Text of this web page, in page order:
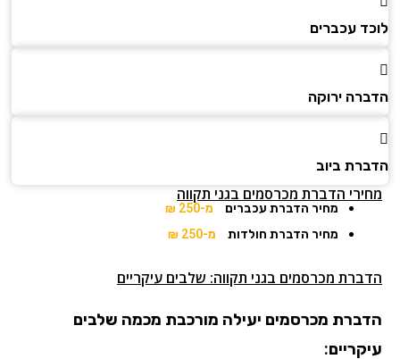
לוכד עכברים
הדברה ירוקה
הדברת ביוב
מחירי הדברת מכרסמים בגני תקווה
מחיר הדברת עכברים
מ-250 ₪
מחיר הדברת חולדות
מ-250 ₪
הדברת מכרסמים בגני תקווה: שלבים עיקריים
הדברת מכרסמים יעילה מורכבת מכמה שלבים
עיקריים: